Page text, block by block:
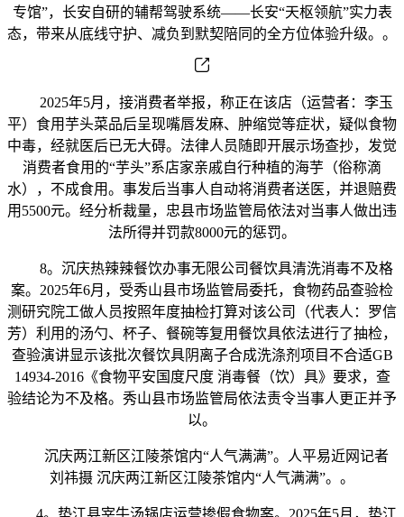
专馆”，长安自研的辅帮驾驶系统——长安“天枢领航”实力表
态，带来从底线守护、减负到默契陪同的全方位体验升级。。
2025年5月，接消费者举报，称正在该店（运营者：李玉
平）食用芋头菜品后呈现嘴唇发麻、肿缩觉等症状，疑似食物
中毒，经就医后已无大碍。法律人员随即开展示场查抄，发觉
消费者食用的“芋头”系店家亲戚自行种植的海芋（俗称滴
水），不成食用。事发后当事人自动将消费者送医，并退赔费
用5500元。经分析裁量，忠县市场监管局依法对当事人做出违
法所得并罚款8000元的惩罚。
8。沉庆热辣辣餐饮办事无限公司餐饮具清洗消毒不及格
案。2025年6月，受秀山县市场监管局委托，食物药品查验检
测研究院工做人员按照年度抽检打算对该公司（代表人：罗信
芳）利用的汤勺、杯子、餐碗等复用餐饮具依法进行了抽检，
查验演讲显示该批次餐饮具阴离子合成洗涤剂项目不合适GB
14934-2016《食物平安国度尺度 消毒餐（饮）具》要求，查
验结论为不及格。秀山县市场监管局依法责令当事人更正并予
以。
沉庆两江新区江陵茶馆内“人气满满”。人平易近网记者
刘祎摄 沉庆两江新区江陵茶馆内“人气满满”。。